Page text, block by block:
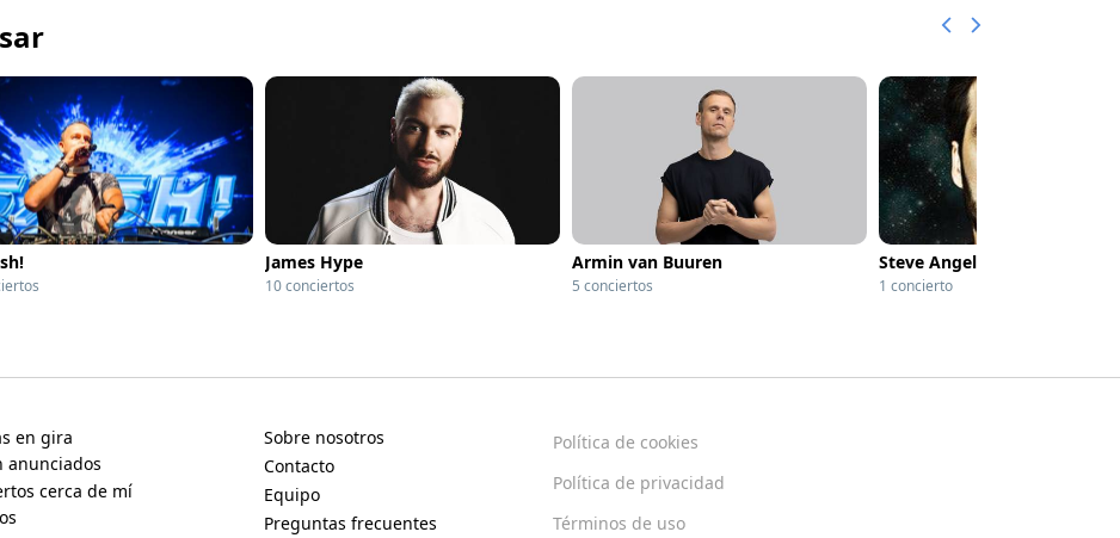
James Hype
10 conciertos
Armin van Buuren
5 conciertos
Steve Angello
1 concierto
en gira
anunciados
cerca de mí
Sobre nosotros
Contacto
Equipo
Preguntas frecuentes
Política de cookies
Política de privacidad
Términos de uso